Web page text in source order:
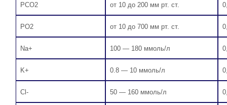
PCO2 от 10 до 200 мм рт. ст.
PO2 от 10 до 700 мм рт. ст.
Na+ 100 — 180 ммоль/л
K+ 0.8 — 10 ммоль/л
Cl- 50 — 160 ммоль/л